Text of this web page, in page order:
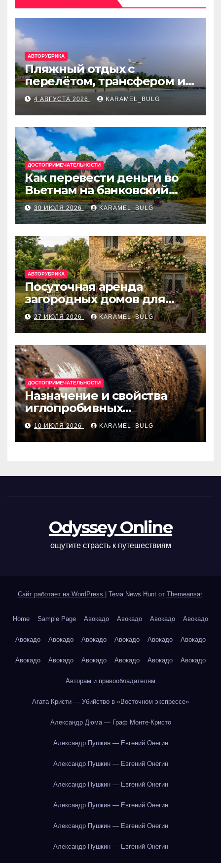
АВТОРУБРИКА
Пляжный отдых с
перелётом, трансфером и
отелем на Мальдивах, в
Турции, Греции, Таиланде
и Европе
4 АВГУСТА 2026 KARAMEL_BULG
ДОСТОПРИМЕЧАТЕЛЬНОСТИ
Как перевести деньги во
Вьетнам на банковский
счёт: VietcomBank, BIDV,
Techcombank и другие
банки
30 ИЮЛЯ 2026 KARAMEL_BULG
АВТОРУБРИКА
Посуточная аренда
загородных домов для
отдыха
27 ИЮЛЯ 2026 KARAMEL_BULG
ДОСТОПРИМЕЧАТЕЛЬНОСТИ
Назначение и свойства
иглопробивных
базальтовых огнеупорных
матов
10 ИЮЛЯ 2026 KARAMEL_BULG
Odyssey Online
ощутите страсть к путешествиям
Сайт работает на WordPress Тема News Hunt от Themeansar.
Home Sample Page Авокадо Авокадо Авокадо Авокадо
Авокадо Авокадо Авокадо Авокадо Авокадо Авокадо
Авокадо Авокадо Авокадо Авокадо Авокадо Авокадо
Авторам и правообладателям
Агата Кристи — Убийство в «Восточном экспрессе»
Александр Дюма — Граф Монте-Кристо
Александр Пушкин — Евгений Онегин
Александр Пушкин — Евгений Онегин
Александр Пушкин — Евгений Онегин
Александр Пушкин — Евгений Онегин
Александр Пушкин — Евгений Онегин
Александр Пушкин — Евгений Онегин